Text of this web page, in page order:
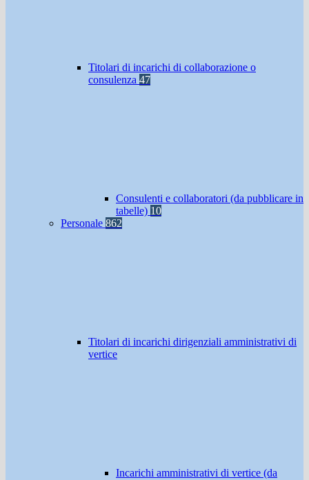
Titolari di incarichi di collaborazione o
consulenza 47
Consulenti e collaboratori (da pubblicare in
tabelle) 10
Personale 862
Titolari di incarichi dirigenziali amministrativi di
vertice
Incarichi amministrativi di vertice (da